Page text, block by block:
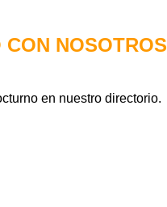
NOSOTROS
en nuestro directorio.